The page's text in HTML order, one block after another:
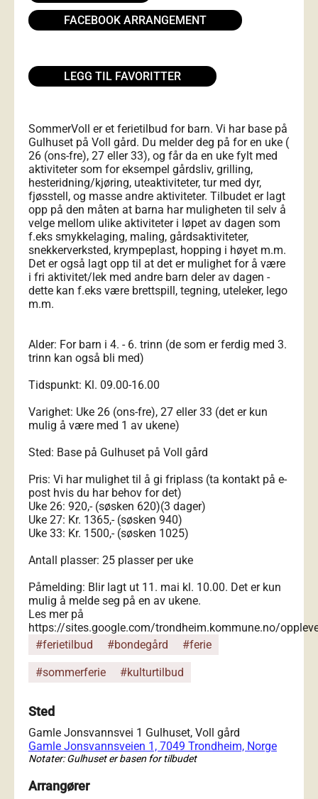
FACEBOOK ARRANGEMENT
LEGG TIL FAVORITTER
SommerVoll er et ferietilbud for barn. Vi har base på
Gulhuset på Voll gård. Du melder deg på for en uke (
26 (ons-fre), 27 eller 33), og får da en uke fylt med
aktiviteter som for eksempel gårdsliv, grilling,
hesteridning/kjøring, uteaktiviteter, tur med dyr,
fjøsstell, og masse andre aktiviteter. Tilbudet er lagt
opp på den måten at barna har muligheten til selv å
velge mellom ulike aktiviteter i løpet av dagen som
f.eks smykkelaging, maling, gårdsaktiviteter,
snekkerverksted, krympeplast, hopping i høyet m.m.
Det er også lagt opp til at det er mulighet for å være
i fri aktivitet/lek med andre barn deler av dagen -
dette kan f.eks være brettspill, tegning, uteleker, lego
m.m.
Alder: For barn i 4. - 6. trinn (de som er ferdig med 3.
trinn kan også bli med)
Tidspunkt: Kl. 09.00-16.00
Varighet: Uke 26 (ons-fre), 27 eller 33 (det er kun
mulig å være med 1 av ukene)
Sted: Base på Gulhuset på Voll gård
Pris: Vi har mulighet til å gi friplass (ta kontakt på e-
post hvis du har behov for det)
Uke 26: 920,- (søsken 620)(3 dager)
Uke 27: Kr. 1365,- (søsken 940)
Uke 33: Kr. 1500,- (søsken 1025)
Antall plasser: 25 plasser per uke
Påmelding: Blir lagt ut 11. mai kl. 10.00. Det er kun
mulig å melde seg på en av ukene.
Les mer på
https://sites.google.com/trondheim.kommune.no/
#ferietilbud
#bondegård #ferie
#sommerferie #kulturtilbud
Sted
Gamle Jonsvannsvei 1 Gulhuset, Voll gård
Gamle Jonsvannsveien 1, 7049 Trondheim, Norge
Notater: Gulhuset er basen for tilbudet
Arrangører